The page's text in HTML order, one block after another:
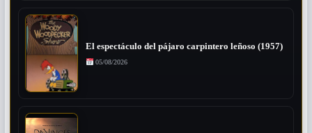
El espectáculo del pájaro carpintero leñoso (1957)
05/08/2026